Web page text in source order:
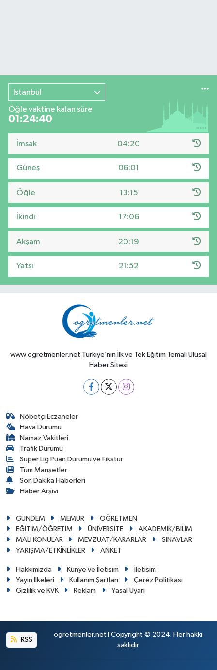
İstanbul
Öğle vaktine kalan süre
01:24:40
İmsak 04:20
Güneş 06:01
Öğle 13:15
İkindi 17:06
Akşam 20:19
Yatsı 21:52
www.ogretmenler.net Türkiye’nin İlk ve Tek Eğitim Temalı Ulusal
Haber Sitesi
Nöbetçi Eczaneler
Hava Durumu
Namaz Vakitleri
Trafik Durumu
Süper Lig Puan Durumu ve Fikstür
Tüm Manşetler
Son Dakika Haberleri
Haber Arşivi
GÜNDEM MEMUR
ÖĞRETMEN
EĞİTİM/ÖĞRETİM
ÜNİVERSİTE
AKADEMİK/BİLİM
MALİ KONULAR
MEVZUAT/KARARLAR
SINAVLAR
YARIŞMA/ETKİNLİKLER
ANKET
Hakkımızda Künye ve İletişim
İletişim
Yayın İlkeleri
Kullanım Şartları
Çerez Politikası
Gizlilik ve KVK
Reklam Yasal Uyarı
RSS
ogretmenler.net I Copyright © 2024. Her hakkı
saklıdır